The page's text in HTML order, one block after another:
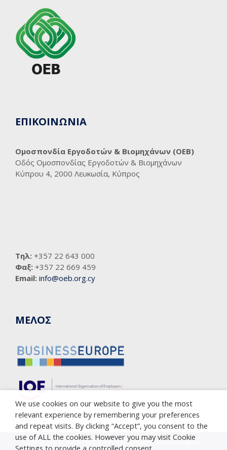
ΕΠΙΚΟΙΝΩΝΙΑ
Ομοσπονδία Εργοδοτών & Βιομηχάνων (ΟΕΒ)
Οδός Ομοσπονδίας Εργοδοτών & Βιομηχάνων
Κύπρου 4, 2000 Λευκωσία, Κύπρος
Τηλ: +357 22 643 000
Φαξ: +357 22 669 459
Email: info@oeb.org.cy
ΜΕΛΟΣ
Copyright © 2005-2023 Cyprus Employers & Industrialists
We use cookies on our website to give you the most
relevant experience by remembering your preferences
and repeat visits. By clicking “Accept”, you consent to the
use of ALL the cookies. However you may visit Cookie
Settings to provide a controlled consent.